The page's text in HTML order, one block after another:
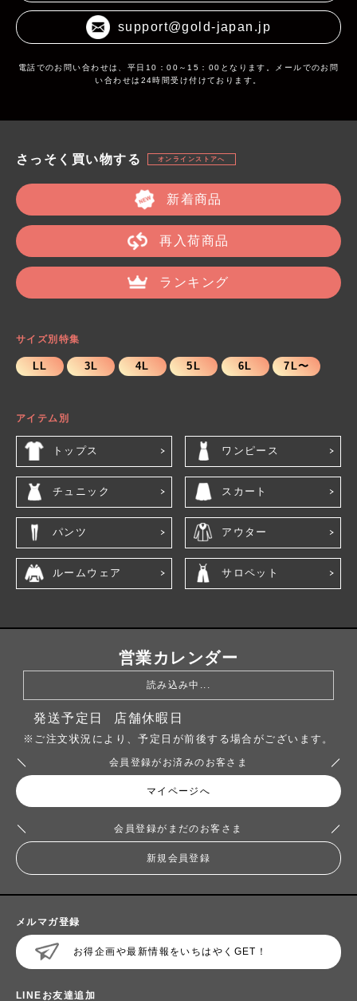
support@gold-japan.jp
電話でのお問い合わせは、平日10：00～15：00となります。メールでのお問
い合わせは24時間受け付けております。
さっそく買い物する オンラインストアへ
新着商品
再入荷商品
ランキング
サイズ別特集
LL 3L 4L 5L 6L 7L〜
アイテム別
トップス ワンピース
チュニック スカート
パンツ アウター
ルームウェア サロペット
営業カレンダー
読み込み中...
発送予定日 店舗休暇日
※ご注文状況により、予定日が前後する場合がございます。
会員登録がお済みのお客さま
マイページへ
会員登録がまだのお客さま
新規会員登録
メルマガ登録
お得企画や最新情報をいちはやくGET！
LINEお友達追加